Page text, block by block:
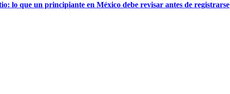
lo que un principiante en México debe revisar antes de registrarse